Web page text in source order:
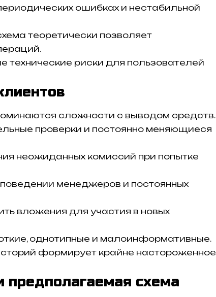
ошибках и нестабильной
теоретически позволяет
технические риски для пользователей
сложности с выводом средств.
проверки и постоянно меняющиеся
неожиданных комиссий при попытке
менеджеров и постоянных
вложения для участия в новых
однотипные и малоинформативные.
формирует крайне настороженное
схема